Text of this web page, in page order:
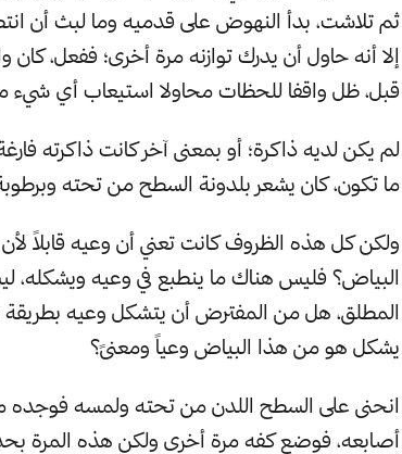
ثم تلاشت، بدأ النهوض على قدميه وما لبث أن
إلا أنه حاول أن يدرك توازنه مرة أخرى؛ ففعل،
قبل، ظل واقفا للحظات محاولا استيعاب أي شيء
لم يكن لديه ذاكرة؛ أو بمعنى آخر كانت ذاكرته
ما تكون، كان يشعر بلدونة السطح من تحته
ولكن كل هذه الظروف كانت تعني أن وعيه قابلاً
البياض؟ فليس هناك ما ينطبع في وعيه
المطلق، هل من المفترض أن يتشكل وعيه
يشكل هو من هذا البياض وعياً ومعنىً؟
انحنى على السطح اللدن من تحته ولمسه فوجده
أصابعه، فوضع كفه مرة أخرى ولكن هذه المرة